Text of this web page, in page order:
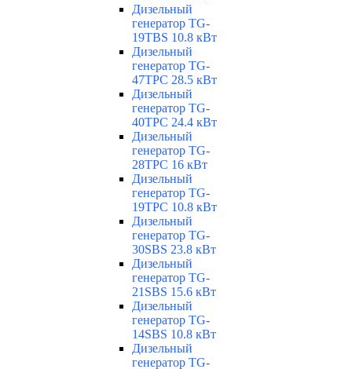
Дизельный
генератор TG-
19TBS 10.8 кВт
Дизельный
генератор TG-
47TPC 28.5 кВт
Дизельный
генератор TG-
40TPC 24.4 кВт
Дизельный
генератор TG-
28TPC 16 кВт
Дизельный
генератор TG-
19TPC 10.8 кВт
Дизельный
генератор TG-
30SBS 23.8 кВт
Дизельный
генератор TG-
21SBS 15.6 кВт
Дизельный
генератор TG-
14SBS 10.8 кВт
Дизельный
генератор TG-